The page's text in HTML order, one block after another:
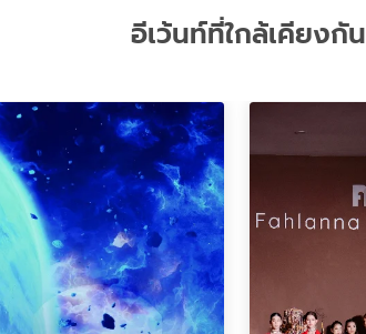
อีเว้นท์ที่ใกล้เคียงกัน